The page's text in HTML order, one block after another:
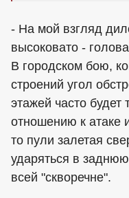
- На мой взгляд
высоковато -
В городском бою,
строений угол
этажей часто будет
отношению к атаке
то пули залетая
ударяться в
всей "скворечне".